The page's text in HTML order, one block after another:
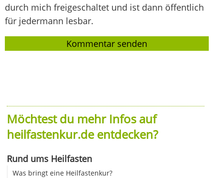
durch mich freigeschaltet und ist dann öffentlich
für jedermann lesbar.
Möchtest du mehr Infos auf
heilfastenkur.de entdecken?
Rund ums Heilfasten
Was bringt eine Heilfastenkur?